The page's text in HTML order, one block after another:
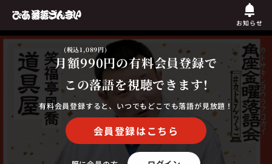
お知らせ
月額990円
(税込1,089円)
の有料会員登録で
この落語を視聴できます!
有料会員登録すると、いつでもどこでも落語が見放題！
会員登録はこちら